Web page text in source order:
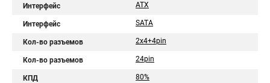
Интерфейс ATX
Интерфейс SATA
Кол-во разъемов 2x4+4pin
Кол-во разъемов 24pin
КПД 80%